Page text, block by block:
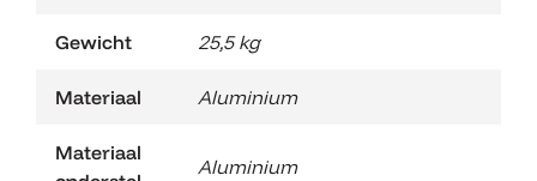
Gewicht 25,5 kg
Materiaal Aluminium
Materiaal
Aluminium